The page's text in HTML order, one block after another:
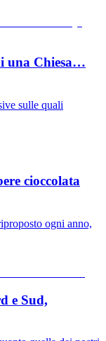
una Chiesa…
sulle quali
cioccolata
ogni anno,
e Sud,